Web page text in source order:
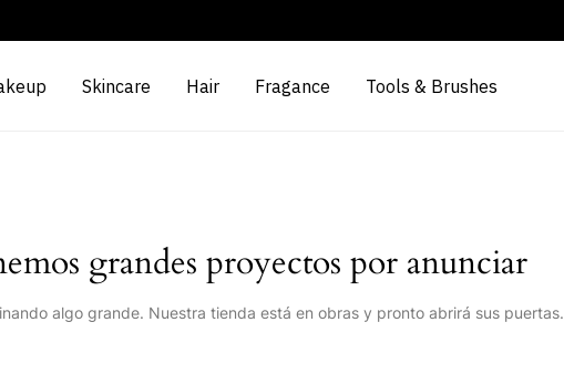
Skincare Hair Fragance Tools & Brushes
grandes proyectos por anunciar
algo grande. Nuestra tienda está en obras y pronto abrirá sus puertas.